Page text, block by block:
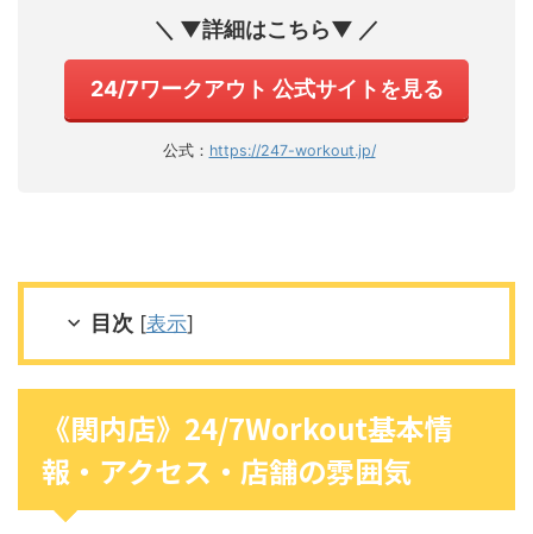
＼ ▼詳細はこちら▼ ／
24/7ワークアウト 公式サイトを見る
公式： https://247-workout.jp/
目次 [表示]
《関内店》24/7Workout基本情
報・アクセス・店舗の雰囲気